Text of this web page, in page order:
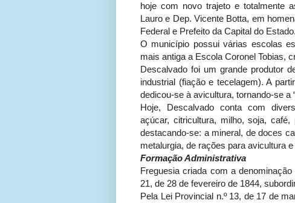
hoje com novo trajeto e totalmente
Lauro e Dep. Vicente Botta, em
Federal e Prefeito da Capital do Estado.
O município possui várias escolas
mais antiga a Escola Coronel Tobias,
Descalvado foi um grande produtor
industrial (fiação e tecelagem). A
dedicou-se à avicultura, tornando-se a
Hoje, Descalvado conta com
açúcar, citricultura, milho, soja,
destacando-se: a mineral, de doces
metalurgia, de rações para avicultura
Formação Administrativa
Freguesia criada com a
21, de 28 de fevereiro de 1844,
Pela Lei Provincial n.º 13, de 17 de